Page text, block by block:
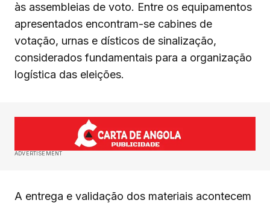
às assembleias de voto. Entre os equipamentos
apresentados encontram-se cabines de
votação, urnas e dísticos de sinalização,
considerados fundamentais para a organização
logística das eleições.
ADVERTISEMENT
A entrega e validação dos materiais acontecem